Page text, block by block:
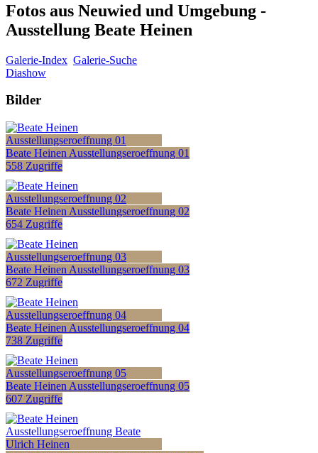
Fotos aus Neuwied und Umgebung -
Ausstellung Beate Heinen
Galerie-Index Galerie-Suche
Diashow
Bilder
Beate Heinen Ausstellungseroeffnung 01
558 Zugriffe
Beate Heinen Ausstellungseroeffnung 02
654 Zugriffe
Beate Heinen Ausstellungseroeffnung 03
672 Zugriffe
Beate Heinen Ausstellungseroeffnung 04
738 Zugriffe
Beate Heinen Ausstellungseroeffnung 05
607 Zugriffe